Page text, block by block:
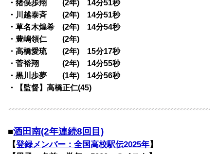
・猪俣歩翔 (2年) 14分51秒
・川越泰斉 (2年) 14分51秒
・草名木煌希 (2年) 14分54秒
・豊嶋領仁 (2年)
・高橋愛琉 (2年) 15分17秒
・菅裕翔 (2年) 14分55秒
・黒川歩夢 (1年) 14分56秒
・【監督】高橋正仁(45)
■酒田南(2年連続8回目)
【登録メンバー：全国高校駅伝2025年】